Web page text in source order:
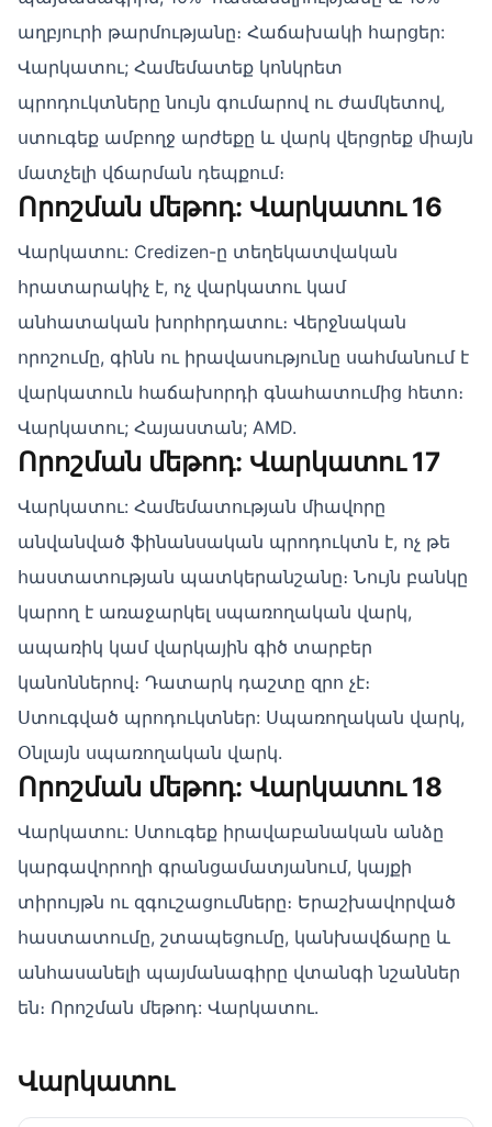
աղբյուրի թարմությանը։ Հաճախակի հարցեր:
Վարկատու; Համեմատեք կոնկրետ
պրոդուկտները նույն գումարով ու ժամկետով,
ստուգեք ամբողջ արժեքը և վարկ վերցրեք միայն
մատչելի վճարման դեպքում։
Որոշման մեթոդ: Վարկատու 16
Վարկատու: Credizen-ը տեղեկատվական
հրատարակիչ է, ոչ վարկատու կամ
անհատական խորհրդատու։ Վերջնական
որոշումը, գինն ու իրավասությունը սահմանում է
վարկատուն հաճախորդի գնահատումից հետո։
Վարկատու; Հայաստան; AMD.
Որոշման մեթոդ: Վարկատու 17
Վարկատու: Համեմատության միավորը
անվանված ֆինանսական պրոդուկտն է, ոչ թե
հաստատության պատկերանշանը։ Նույն բանկը
կարող է առաջարկել սպառողական վարկ,
ապառիկ կամ վարկային գիծ տարբեր
կանոններով։ Դատարկ դաշտը զրո չէ։
Ստուգված պրոդուկտներ: Սպառողական վարկ,
Օնլայն սպառողական վարկ.
Որոշման մեթոդ: Վարկատու 18
Վարկատու: Ստուգեք իրավաբանական անձը
կարգավորողի գրանցամատյանում, կայքի
տիրույթն ու զգուշացումները։ Երաշխավորված
հաստատումը, շտապեցումը, կանխավճարը և
անհասանելի պայմանագիրը վտանգի նշաններ
են։ Որոշման մեթոդ: Վարկատու.
Վարկատու